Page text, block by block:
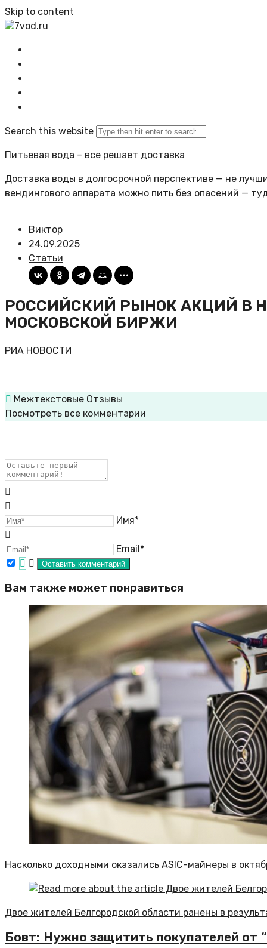
Skip to content
7vod.ru
Search this website
Питьевая вода – все решает доставка
Доставка воды в долгосрочной перспективе — не
вендингового аппарата можно пить без опасений —
Виктор
24.09.2025
Статьи
РОССИЙСКИЙ РЫНОК АКЦИЙ В
МОСКОВСКОЙ БИРЖИ
РИА НОВОСТИ
Межтекстовые Отзывы
Посмотреть все комментарии
Имя*
Email*
Вам также может понравиться
Насколько доходными оказались ASIC-майнеры в
Двое жителей Белгородской области ранены в
Бовт: Нужно защитить покупателей от